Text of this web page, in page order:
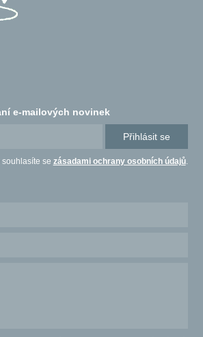
e-mailových novinek
Přihlásit se
se zásadami ochrany osobních údajů.